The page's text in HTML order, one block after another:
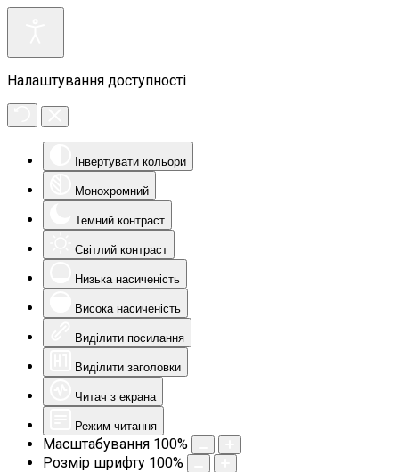
Налаштування доступності
Інвертувати кольори
Монохромний
Темний контраст
Світлий контраст
Низька насиченість
Висока насиченість
Виділити посилання
Виділити заголовки
Читач з екрана
Режим читання
Масштабування 100%
Розмір шрифту 100%